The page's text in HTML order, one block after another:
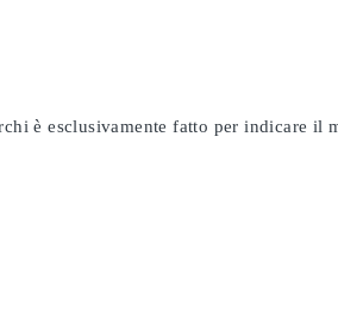
è esclusivamente fatto per indicare il